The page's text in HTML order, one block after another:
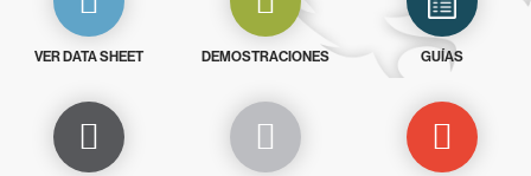
VER DATA SHEET DEMOSTRACIONES GUÍAS